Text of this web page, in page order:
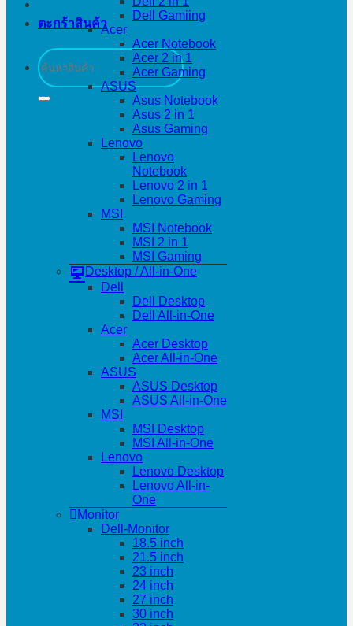
ตะกร้าสินค้า
ค้นหา:
Dell Gamiing
Acer
Acer Notebook
Acer 2 in 1
Acer Gaming
ASUS
Asus Notebook
Asus 2 in 1
Asus Gaming
Lenovo
Lenovo
Notebook
Lenovo 2 in 1
Lenovo Gaming
MSI
MSI Notebook
MSI 2 in 1
MSI Gaming
Desktop / All-in-One
Dell
Dell Desktop
Dell All-in-One
Acer
Acer Desktop
Acer All-in-One
ASUS
ASUS Desktop
ASUS All-in-One
MSI
MSI Desktop
MSI All-in-One
Lenovo
Lenovo Desktop
Lenovo All-in-
One
Monitor
Dell-Monitor
18.5 inch
21.5 inch
23 inch
24 inch
27 inch
30 inch